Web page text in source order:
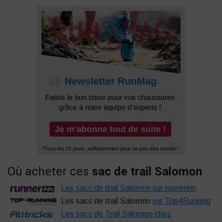
Où acheter ces sac de trail Salomon
Les sacs de trail Salomon sur runnerinn
Les sacs de trail Salomonsur Top4Running
Les sacs de Trail Salomon chez